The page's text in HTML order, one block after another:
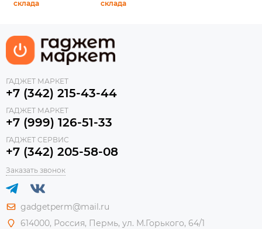
склада
склада
ГАДЖЕТ МАРКЕТ
+7 (342) 215-43-44
ГАДЖЕТ МАРКЕТ
+7 (999) 126-51-33
ГАДЖЕТ СЕРВИС
+7 (342) 205-58-08
Заказать звонок
gadgetperm@mail.ru
614000, Россия, Пермь, ул. М.Горького, 64/1